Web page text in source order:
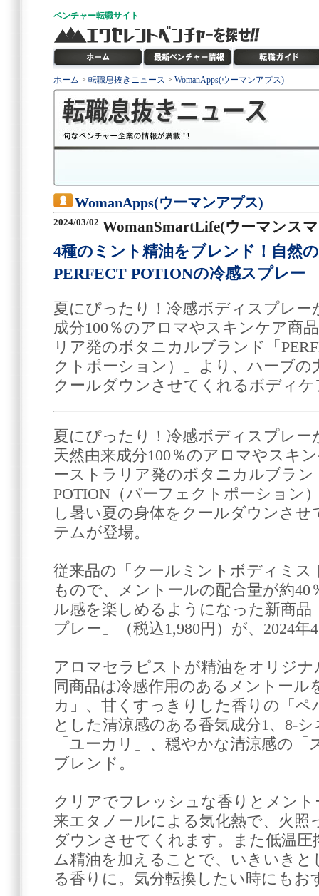
ベンチャー転職サイト
ホーム > 転職息抜きニュース > WomanApps(ウーマンアプス)
WomanApps(ウーマンアプス)
2024/03/02 WomanSmartLife(ウーマンス
4種のミント精油をブレンド！自然
PERFECT POTIONの冷感スプレー
夏にぴったり！冷感ボディスプレー
成分100％のアロマやスキンケア商
リア発のボタニカルブランド「
クトポーション）」より、ハーブの
クールダウンさせてくれるボディ
夏にぴったり！冷感ボディスプレー
天然由来成分100％のアロマやスキ
ーストラリア発のボタニカルブラン
POTION（パーフェクトポーション
し暑い夏の身体をクールダウンさ
テムが登場。
従来品の「クールミントボディミ
もので、メントールの配合量が約
ル感を楽しめるようになった新商
プレー」（税込1,980円）が、2024
アロマセラピストが精油をオリジ
同商品は冷感作用のあるメントール
カ」、甘くすっきりした香りの「
とした清涼感のある香気成分1、8-
「ユーカリ」、穏やかな清涼感の
ブレンド。
クリアでフレッシュな香りとメン
来エタノールによる気化熱で、火照
ダウンさせてくれます。また低温
ム精油を加えることで、いきいき
る香りに。気分転換したい時にもお